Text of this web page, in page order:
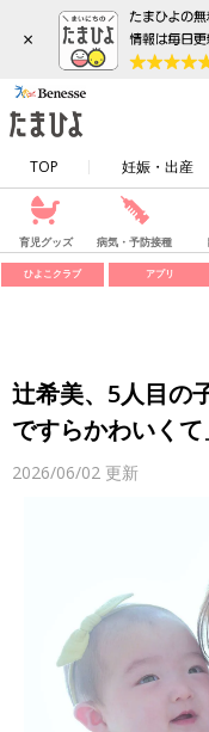
×
TOP 妊娠・出産
育児グッズ 病気・予防接種
ひよこクラブ アプリ
辻希美、5人目の
ですらかわいくて
2026/06/02 更新